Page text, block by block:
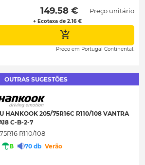
149.58 €
+ Ecotaxa de 2.16 €
Preço unitário
Preço em Portugal Continental.
OUTRAS SUGESTÕES
HANKOOK 205/75R16C R110/108 VANTRA
C-B-2-7
R110/108
B 70 db Verão